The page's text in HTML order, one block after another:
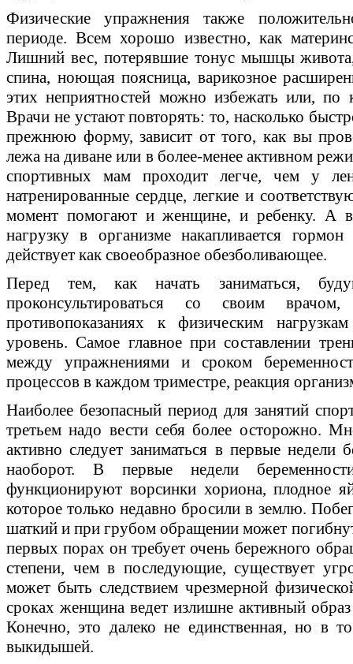
Физические упражнения также
периоде. Всем хорошо известно, как
Лишний вес, потерявшие тонус мышцы
спина, ноющая поясница, варикозное
этих неприятностей можно избежать или, по
Врачи не устают повторять: то, насколько
прежнюю форму, зависит от того, как вы
лежа на диване или в более-менее активном
спортивных мам проходит легче, чем у
натренированные сердце, легкие и
момент помогают и женщине, и ребенку. А
нагрузку в организме накапливается
действует как своеобразное обезболивающее.
Перед тем, как начать заниматься,
проконсультироваться со своим
противопоказаниях к физическим
уровень. Самое главное при составлении
между упражнениями и сроком
процессов в каждом триместре, реакция
Наиболее безопасный период для занятий
третьем надо вести себя более осторожно.
активно следует заниматься в первые
наоборот. В первые недели
функционируют ворсинки хориона, плодное
которое только недавно бросили в землю.
шаткий и при грубом обращении может
первых порах он требует очень бережного
степени, чем в последующие, существует
может быть следствием чрезмерной
сроках женщина ведет излишне активный
Конечно, это далеко не единственная, но в
выкидышей.